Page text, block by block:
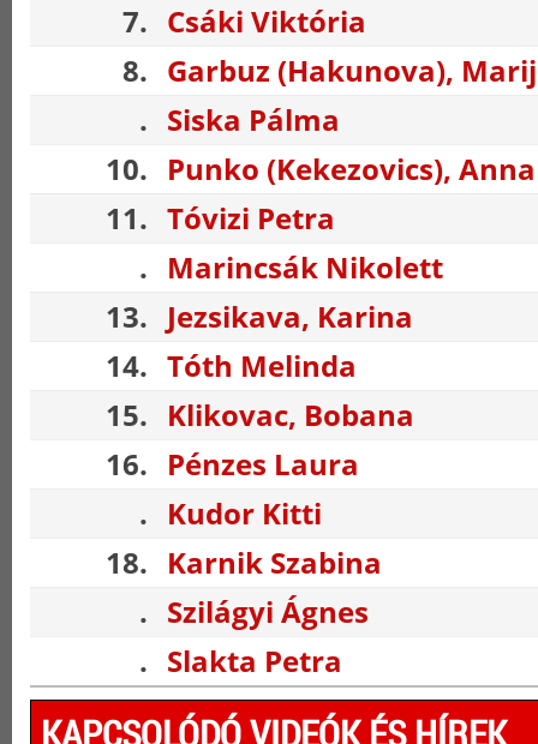
7. Csáki Viktória
8. Garbuz (Hakunova),
. Siska Pálma
10. Punko (Kekezovics), Anna
11. Tóvizi Petra
. Marincsák Nikolett
13. Jezsikava, Karina
14. Tóth Melinda
15. Klikovac, Bobana
16. Pénzes Laura
. Kudor Kitti
18. Karnik Szabina
. Szilágyi Ágnes
. Slakta Petra
KAPCSOLÓDÓ VIDEÓK ÉS HÍREK